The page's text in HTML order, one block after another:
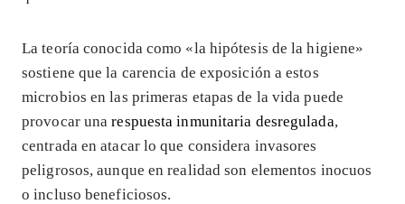
La teoría conocida como «la hipótesis de la higiene»
sostiene que la carencia de exposición a estos
microbios en las primeras etapas de la vida puede
provocar unarespuesta inmunitaria desregulada,
centrada en atacar lo que considera invasores
peligrosos, aunque en realidad son elementos inocuos
o incluso beneficiosos.